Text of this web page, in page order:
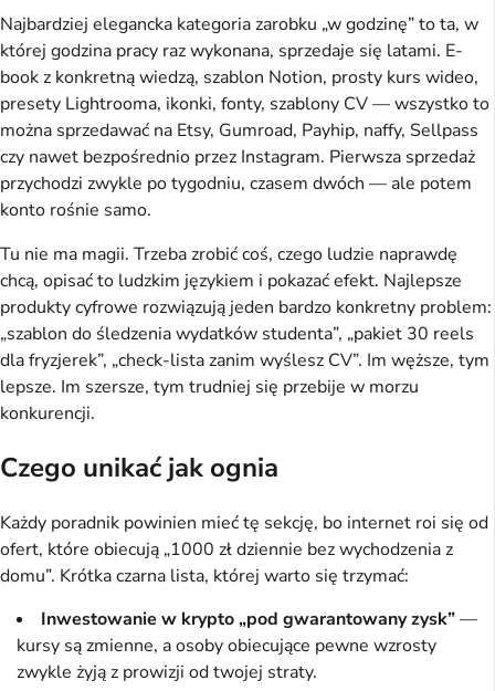
Najbardziej elegancka kategoria zarobku „w godzinę” to ta, w
której godzina pracy raz wykonana, sprzedaje się latami. E-
book z konkretną wiedzą, szablon Notion, prosty kurs wideo,
presety Lightrooma, ikonki, fonty, szablony CV — wszystko to
można sprzedawać na Etsy, Gumroad, Payhip, naffy, Sellpass
czy nawet bezpośrednio przez Instagram. Pierwsza sprzedaż
przychodzi zwykle po tygodniu, czasem dwóch — ale potem
konto rośnie samo.
Tu nie ma magii. Trzeba zrobić coś, czego ludzie naprawdę
chcą, opisać to ludzkim językiem i pokazać efekt. Najlepsze
produkty cyfrowe rozwiązują jeden bardzo konkretny problem:
„szablon do śledzenia wydatków studenta”, „pakiet 30 reels
dla fryzjerek”, „check-lista zanim wyślesz CV”. Im węższe, tym
lepsze. Im szersze, tym trudniej się przebije w morzu
konkurencji.
Czego unikać jak ognia
Każdy poradnik powinien mieć tę sekcję, bo internet roi się od
ofert, które obiecują „1000 zł dziennie bez wychodzenia z
domu”. Krótka czarna lista, której warto się trzymać:
Inwestowanie w krypto „pod gwarantowany zysk”—
kursy są zmienne, a osoby obiecujące pewne wzrosty
zwykle żyją z prowizji od twojej straty.